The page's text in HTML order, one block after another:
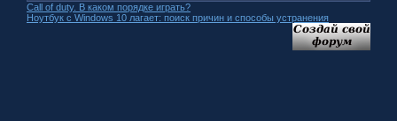
Call of duty. В каком порядке играть?
Ноутбук с Windows 10 лагает: поиск причин и способы устранения